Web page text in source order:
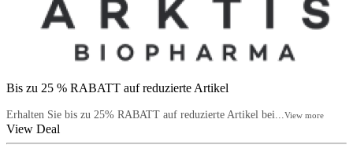
Bis zu 25 % RABATT auf reduzierte Artikel
Erhalten Sie bis zu 25% RABATT auf reduzierte Artikel bei... View more
View Deal